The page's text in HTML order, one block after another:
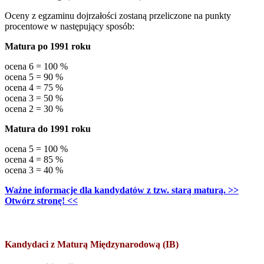
Oceny z egzaminu dojrzałości zostaną przeliczone na punkty
procentowe w następujący sposób:
Matura po 1991 roku
ocena 6 = 100 %
ocena 5 = 90 %
ocena 4 = 75 %
ocena 3 = 50 %
ocena 2 = 30 %
Matura do 1991 roku
ocena 5 = 100 %
ocena 4 = 85 %
ocena 3 = 40 %
Ważne informacje dla kandydatów z tzw. starą maturą. >>
Otwórz stronę! <<
Kandydaci z Maturą Międzynarodową (IB)